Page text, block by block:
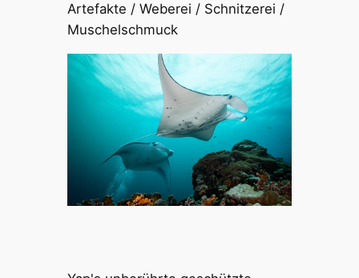
Artefakte / Weberei / Schnitzerei /
Muschelschmuck